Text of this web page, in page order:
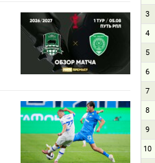
3
4
5
6
7
8
9
10